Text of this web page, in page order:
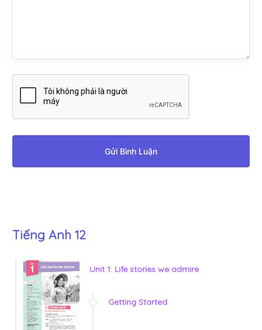
Gửi Bình Luận
Tiếng Anh 12
Unit 1: Life stories we admire
Getting Started